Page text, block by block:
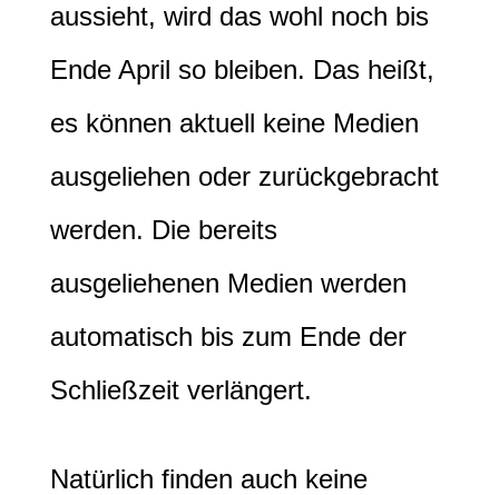
aussieht, wird das wohl noch bis
Ende April so bleiben. Das heißt,
es können aktuell keine Medien
ausgeliehen oder zurückgebracht
werden. Die bereits
ausgeliehenen Medien werden
automatisch bis zum Ende der
Schließzeit verlängert.
Natürlich finden auch keine